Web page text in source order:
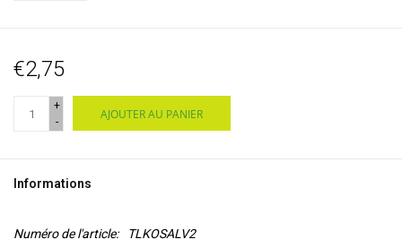
€2,75
+
-
AJOUTER AU PANIER
Informations
Numéro de l'article:
TLKOSALV2